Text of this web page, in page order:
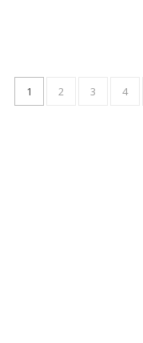
1 2 3 4